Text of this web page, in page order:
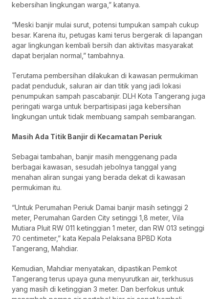
kebersihan lingkungan warga,” katanya.
“Meski banjir mulai surut, potensi tumpukan sampah cukup
besar. Karena itu, petugas kami terus bergerak di lapangan
agar lingkungan kembali bersih dan aktivitas masyarakat
dapat berjalan normal,” tambahnya.
Terutama pembersihan dilakukan di kawasan permukiman
padat penduduk, saluran air dan titik yang jadi lokasi
penumpukan sampah pascabanjir. DLH Kota Tangerang juga
peringati warga untuk berpartisipasi jaga kebersihan
lingkungan untuk tidak membuang sampah sembarangan.
Masih Ada Titik Banjir di Kecamatan Periuk
Sebagai tambahan, banjir masih menggenang pada
berbagai kawasan, sesudah jebolnya tanggal yang
menahan aliran sungai yang berada dekat di kawasan
permukiman itu.
“Untuk Perumahan Periuk Damai banjir masih setinggi 2
meter, Perumahan Garden City setinggi 1,8 meter, Vila
Mutiara Pluit RW 011 ketinggian 1 meter, dan RW 013 setinggi
70 centimeter,” kata Kepala Pelaksana BPBD Kota
Tangerang, Mahdiar.
Kemudian, Mahdiar menyatakan, dipastikan Pemkot
Tangerang terus upaya guna menyurutkan air, terkhusus
yang masih di ketinggian 3 meter. Dan berfokus untuk